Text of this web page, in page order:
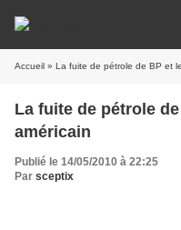
Accueil » La fuite de pétrole de BP et
La fuite de pétrole
américain
Publié le 14/05/2010 à 22:25
Par sceptix